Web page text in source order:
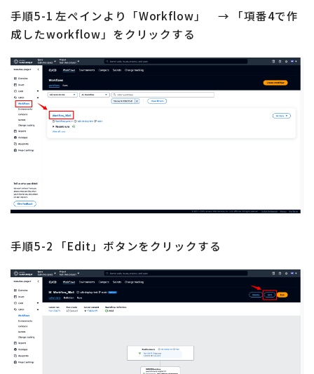
手順5-1 左ペインより「Workflow」 → 「項番4で作
成したworkflow」をクリックする
手順5-2 「Edit」ボタンをクリックする